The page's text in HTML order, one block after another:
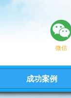
微信
成功案例